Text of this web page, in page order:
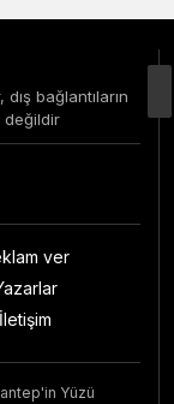
bağlantıların
değildir
ver
İletişim
Yüzü